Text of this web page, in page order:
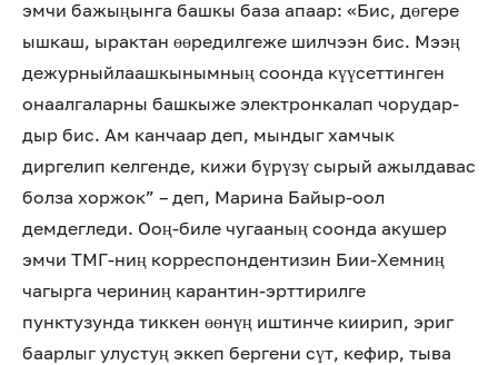
эмчи бажыңынга башкы база апаар: «Бис, дөгере
ышкаш, ырактан өөредилгеже шилчээн бис. Мээң
дежурныйлаашкынымның соонда күүсеттинген
онаалгаларны башкыже электронкалап чорудар-
дыр бис. Ам канчаар деп, мындыг хамчык
диргелип келгенде, кижи бүрүзү сырый ажылдавас
болза хоржок” – деп, Марина Байыр-оол
демдегледи. Ооң-биле чугааның соонда акушер
эмчи ТМГ-ниң корреспондентизин Бии-Хемниң
чагырга чериниң карантин-эрттирилге
пунктузунда тиккен өөнүң иштинче киирип, эриг
баарлыг улустуң эккеп бергени сүт, кефир, тыва